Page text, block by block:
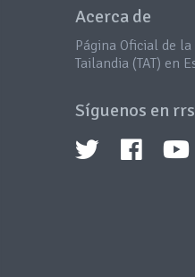
Acerca de
Página Oficial de
Tailandia (TAT) en
Síguenos en